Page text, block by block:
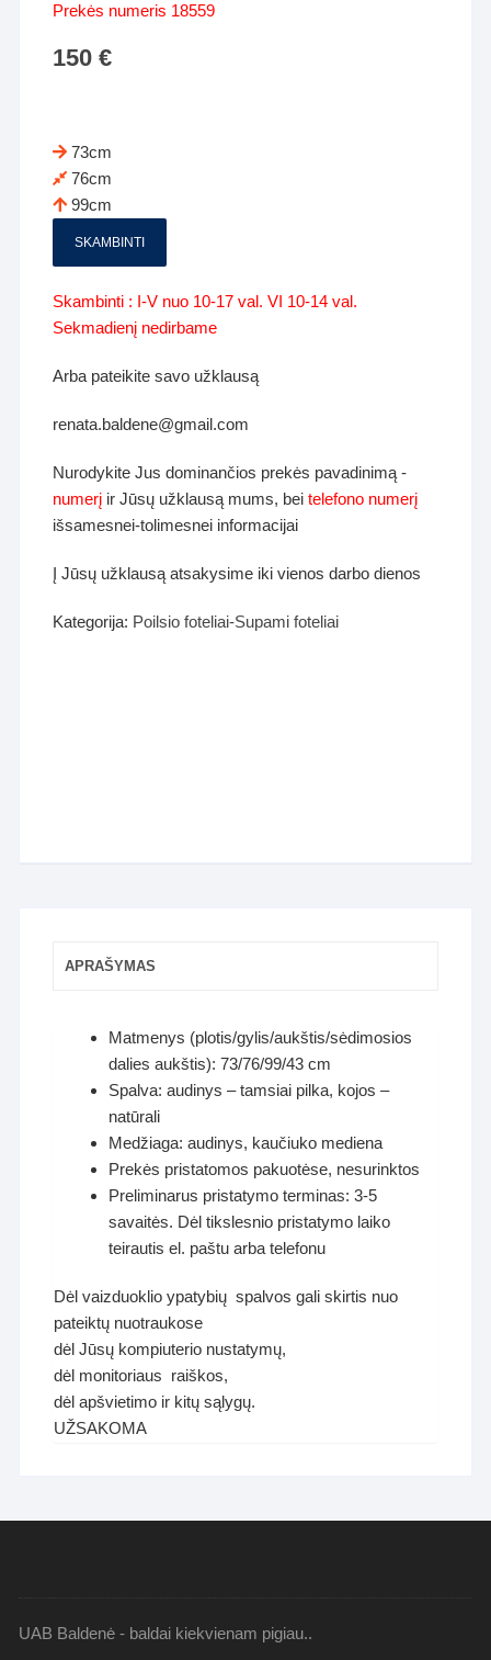
Prekės numeris 18559
150€
73cm
76cm
99cm
SKAMBINTI
Skambinti : I-V nuo 10-17 val. VI 10-14 val.
Sekmadienį nedirbame
Arba pateikite savo užklausą
renata.baldene@gmail.com
Nurodykite Jus dominančios prekės pavadinimą -
numerį ir Jūsų užklausą mums, beitelefono numerį
išsamesnei-tolimesnei informacijai
Į Jūsų užklausą atsakysime iki vienos darbo dienos
Kategorija: Poilsio foteliai-Supami foteliai
APRAŠYMAS
Matmenys (plotis/gylis/aukštis/sėdimosios
dalies aukštis): 73/76/99/43 cm
Spalva: audinys – tamsiai pilka, kojos –
natūrali
Medžiaga: audinys, kaučiuko mediena
Prekės pristatomos pakuotėse, nesurinktos
Preliminarus pristatymo terminas: 3-5
savaitės. Dėl tikslesnio pristatymo laiko
teirautis el. paštu arba telefonu
Dėl vaizduoklio ypatybių spalvos gali skirtis nuo
pateiktų nuotraukose
dėl Jūsų kompiuterio nustatymų,
dėl monitoriaus raiškos,
dėl apšvietimo ir kitų sąlygų.
UŽSAKOMA
UAB Baldenė - baldai kiekvienam pigiau..